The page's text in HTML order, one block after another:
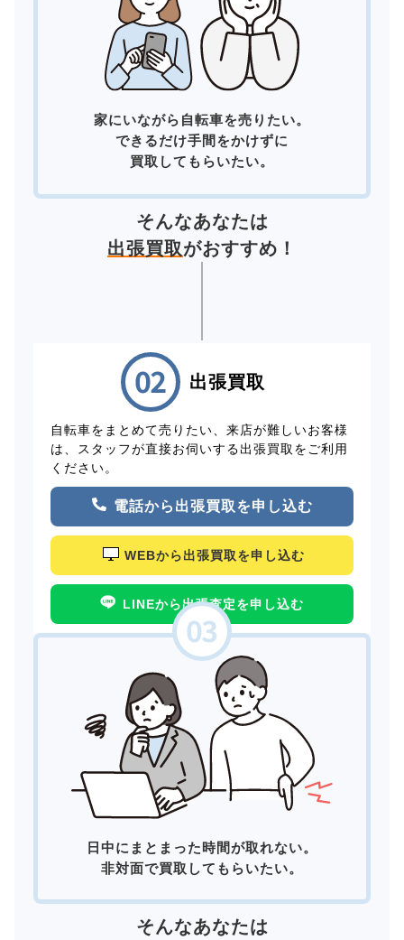
家にいながら自転車を売りたい。
できるだけ手間をかけずに
買取してもらいたい。
そんなあなたは
出張買取がおすすめ！
出張買取
自転車をまとめて売りたい、来店が難しいお客様
は、スタッフが直接お伺いする出張買取をご利用
ください。
電話から出張買取を申し込む
WEBから出張買取を申し込む
LINEから出張査定を申し込む
日中にまとまった時間が取れない。
非対面で買取してもらいたい。
そんなあなたは